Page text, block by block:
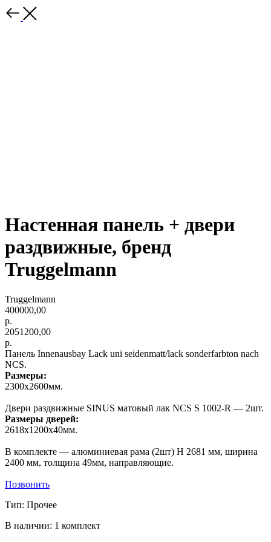
Настенная панель + двери
раздвижные, бренд
Truggelmann
Truggelmann
400000,00
р.
2051200,00
р.
Панель Innenausbay Lack uni seidenmatt/lack sonderfarbton nach
NCS.
Размеры:
2300х2600мм.
Двери раздвижные SINUS матовый лак NCS S 1002-R — 2шт.
Размеры дверей:
2618х1200х40мм.
В комплекте — алюминиевая рама (2шт) Н 2681 мм, ширина
2400 мм, толщина 49мм, направляющие.
Позвонить
Тип: Прочее
В наличии: 1 комплект